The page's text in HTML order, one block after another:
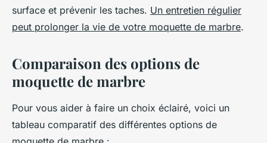
surface et prévenir les taches. Un entretien régulier
peut prolonger la vie de votre moquette de marbre.
Comparaison des options de
moquette de marbre
Pour vous aider à faire un choix éclairé, voici un
tableau comparatif des différentes options de